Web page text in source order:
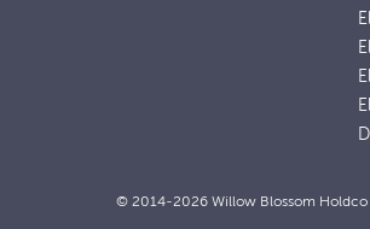
© 2014-2026 Willow Blossom Holdco